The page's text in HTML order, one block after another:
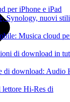
per iPhone e iPad
Synology, nuovi stili
Musica cloud
di download in
di download: Audio
lettore Hi-Res di